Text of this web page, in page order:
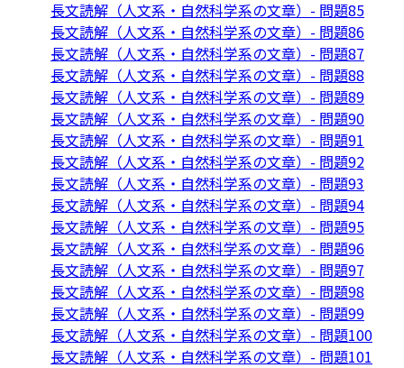
長文読解（人文系・自然科学系の文章）- 問題85
長文読解（人文系・自然科学系の文章）- 問題86
長文読解（人文系・自然科学系の文章）- 問題87
長文読解（人文系・自然科学系の文章）- 問題88
長文読解（人文系・自然科学系の文章）- 問題89
長文読解（人文系・自然科学系の文章）- 問題90
長文読解（人文系・自然科学系の文章）- 問題91
長文読解（人文系・自然科学系の文章）- 問題92
長文読解（人文系・自然科学系の文章）- 問題93
長文読解（人文系・自然科学系の文章）- 問題94
長文読解（人文系・自然科学系の文章）- 問題95
長文読解（人文系・自然科学系の文章）- 問題96
長文読解（人文系・自然科学系の文章）- 問題97
長文読解（人文系・自然科学系の文章）- 問題98
長文読解（人文系・自然科学系の文章）- 問題99
長文読解（人文系・自然科学系の文章）- 問題100
長文読解（人文系・自然科学系の文章）- 問題101